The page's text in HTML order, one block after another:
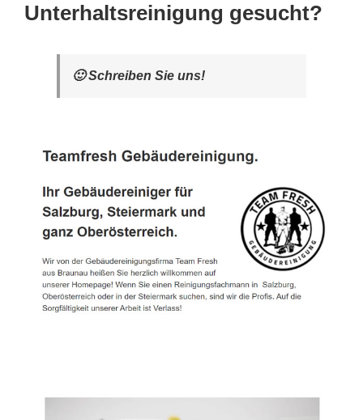
Unterhaltsreinigung gesucht?
🙂 Schreiben Sie uns!